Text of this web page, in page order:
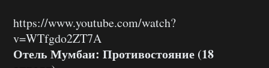
https://www.youtube.com/watch?
v=WTfgdo2ZT7A
Отель Мумбаи: Противостояние (18